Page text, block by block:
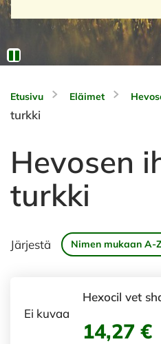
Etusivu Eläimet
turkki
Hevosen
turkki
Järjestä Nimen mukaan A-Z
Ei kuvaa
Hexocil vet
14,27 €